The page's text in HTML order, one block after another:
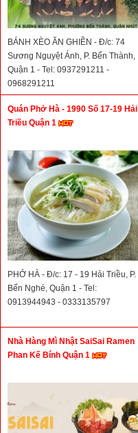
BÁNH XÈO ĂN GHIỀN - Đ/c: 74
Sương Nguyệt Ánh, P. Bến Thành,
Quận 1 - Tel: 0937291211 -
0968291211
Quán Phở Hà - 1990 Số 17-19 Hải
Triều Quận 1
PHỞ HÀ - Đ/c: 17 - 19 Hải Triều, P.
Bến Nghé, Quận 1 - Tel:
0913944943 - 0333135797
Nhà Hàng Mì Nhật SaiSai Ramen
Phan Kế Bính Quận 1